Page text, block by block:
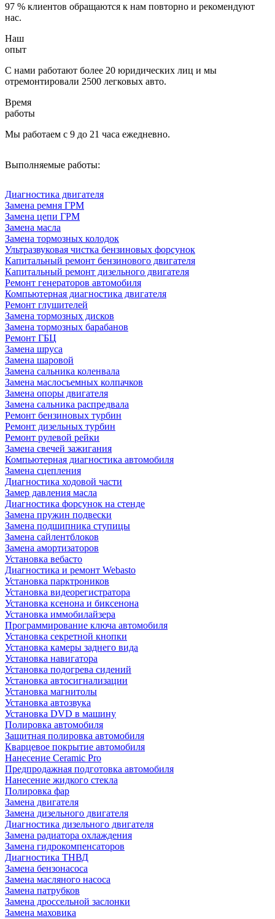
97 % клиентов обращаются к нам повторно и рекомендуют
нас.
Наш
опыт
С нами работают более 20 юридических лиц и мы
отремонтировали 2500 легковых авто.
Время
работы
Мы работаем с 9 до 21 часа ежедневно.
Выполняемые работы:
Диагностика двигателя
Замена ремня ГРМ
Замена цепи ГРМ
Замена масла
Замена тормозных колодок
Ультразвуковая чистка бензиновых форсунок
Капитальный ремонт бензинового двигателя
Капитальный ремонт дизельного двигателя
Ремонт генераторов автомобиля
Компьютерная диагностика двигателя
Ремонт глушителей
Замена тормозных дисков
Замена тормозных барабанов
Ремонт ГБЦ
Замена шруса
Замена шаровой
Замена сальника коленвала
Замена маслосъемных колпачков
Замена опоры двигателя
Замена сальника распредвала
Ремонт бензиновых турбин
Ремонт дизельных турбин
Ремонт рулевой рейки
Замена свечей зажигания
Компьютерная диагностика автомобиля
Замена сцепления
Диагностика ходовой части
Замер давления масла
Диагностика форсунок на стенде
Замена пружин подвески
Замена подшипника ступицы
Замена сайлентблоков
Замена амортизаторов
Установка вебасто
Диагностика и ремонт Webasto
Установка парктроников
Установка видеорегистратора
Установка ксенона и биксенона
Установка иммобилайзера
Программирование ключа автомобиля
Установка секретной кнопки
Установка камеры заднего вида
Установка навигатора
Установка подогрева сидений
Установка автосигнализации
Установка магнитолы
Установка автозвука
Установка DVD в машину
Полировка автомобиля
Защитная полировка автомобиля
Кварцевое покрытие автомобиля
Нанесение Ceramic Pro
Предпродажная подготовка автомобиля
Нанесение жидкого стекла
Полировка фар
Замена двигателя
Замена дизельного двигателя
Диагностика дизельного двигателя
Замена радиатора охлаждения
Замена гидрокомпенсаторов
Диагностика ТНВД
Замена бензонасоса
Замена масляного насоса
Замена патрубков
Замена дроссельной заслонки
Замена маховика